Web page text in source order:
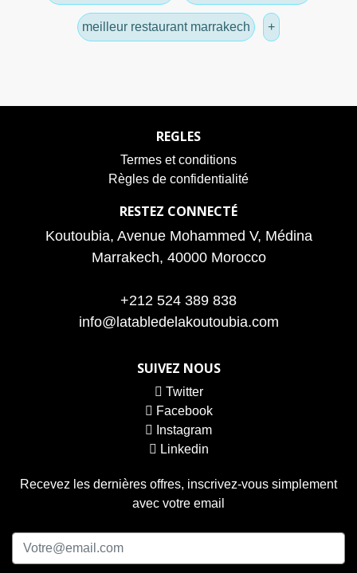
meilleur restaurant marrakech +
REGLES
Termes et conditions
Règles de confidentialité
RESTEZ CONNECTÉ
Koutoubia, Avenue Mohammed V, Médina
Marrakech, 40000 Morocco
+212 524 389 838
info@latabledelakoutoubia.com
SUIVEZ NOUS
Twitter
Facebook
Instagram
Linkedin
Recevez les dernières offres, inscrivez-vous simplement
avec votre email